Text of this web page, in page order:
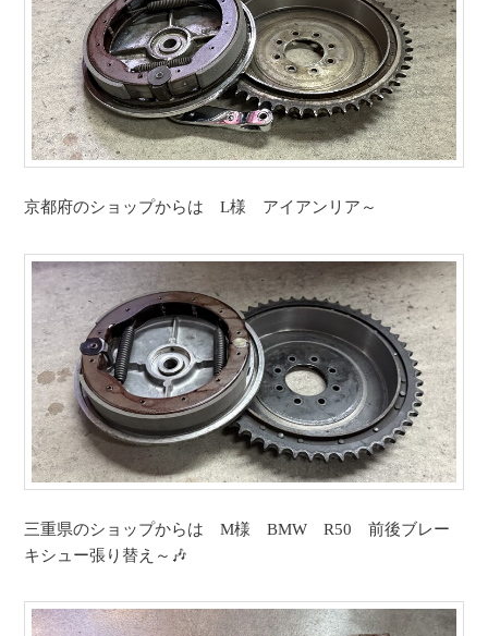
京都府のショップからは L様 アイアンリア～
三重県のショップからは M様 BMW R50 前後ブレー
キシュー張り替え～🎶